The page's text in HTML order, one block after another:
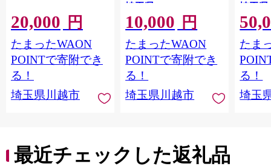
20,000 円
たまったWAON
POINTで寄附でき
る！
埼玉県川越市
埼玉県
10,000 円
たまったWAON
POINTで寄附でき
る！
埼玉県川越市
埼玉県
たま
る！
埼玉
最近チェックした返礼品